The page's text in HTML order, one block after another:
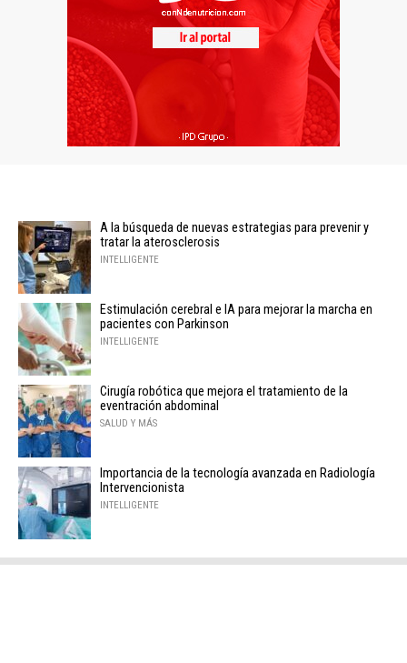
A la búsqueda de nuevas estrategias para prevenir y
tratar la aterosclerosis
INTELLIGENTE
Estimulación cerebral e IA para mejorar la marcha en
pacientes con Parkinson
INTELLIGENTE
Cirugía robótica que mejora el tratamiento de la
eventración abdominal
SALUD Y MÁS
Importancia de la tecnología avanzada en Radiología
Intervencionista
INTELLIGENTE